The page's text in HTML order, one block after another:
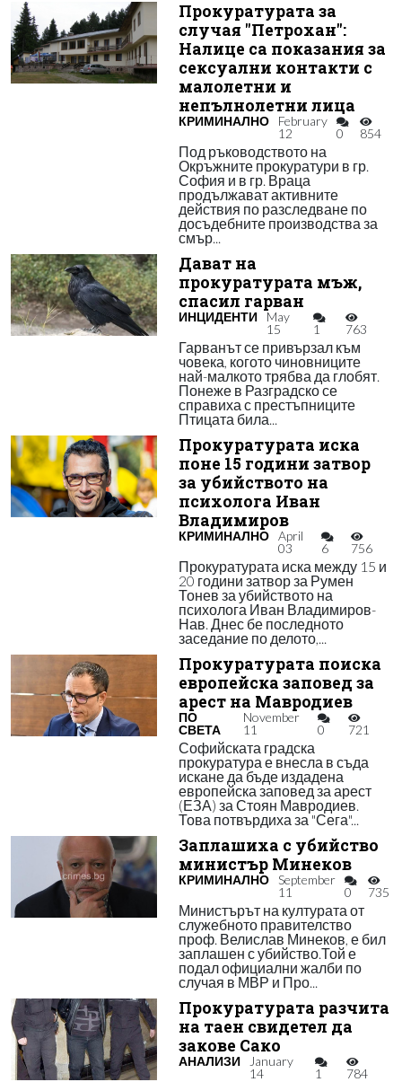
Прокуратурата за
случая "Петрохан":
Налице са показания за
сексуални контакти с
малолетни и
непълнолетни лица
КРИМИНАЛНО
February
12
0 854
Под ръководството на
Окръжните прокуратури в гр.
София и в гр. Враца
продължават активните
действия по разследване по
досъдебните производства за
смър...
Дават на
прокуратурата мъж,
спасил гарван
ИНЦИДЕНТИ
May
15
1 763
Гарванът се привързал към
човека, когото чиновниците
най-малкото трябва да глобят.
Понеже в Разградско се
справиха с престъпниците
Птицата била...
Прокуратурата иска
поне 15 години затвор
за убийството на
психолога Иван
Владимиров
КРИМИНАЛНО
April
03
6 756
Прокуратурата иска между 15 и
20 години затвор за Румен
Тонев за убийството на
психолога Иван Владимиров-
Нав. Днес бе последното
заседание по делото,...
Прокуратурата поиска
европейска заповед за
арест на Мавродиев
ПО
СВЕТА
November
11
0 721
Софийската градска
прокуратура е внесла в съда
искане да бъде издадена
европейска заповед за арест
(ЕЗА) за Стоян Мавродиев.
Това потвърдиха за "Сега"...
Заплашиха с убийство
министър Минеков
КРИМИНАЛНО
September
11
0 735
Министърът на културата от
служебното правителство
проф. Велислав Минеков, е бил
заплашен с убийство.Той е
подал официални жалби по
случая в МВР и Про...
Прокуратурата разчита
на таен свидетел да
закове Сако
АНАЛИЗИ
January
14
1 784